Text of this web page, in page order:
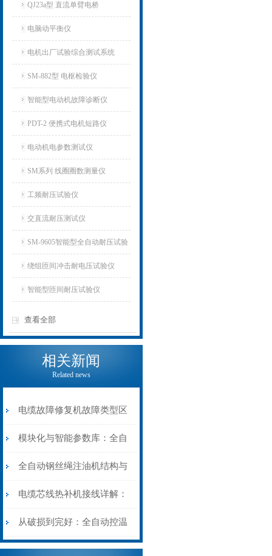
QJ23a型 直流单臂电桥
电脑动平衡仪
电机出厂试验综合测试系统
SM-882型 电枢检验仪
智能型电动机故障诊断仪
PDT-2 便携式电机短路仪
电动机电参数测试仪
SM系列 线圈圈数测量仪
工频耐压试验仪
交直流耐压测试仪
SM-9605智能型全自动耐压试验
仪
绕组匝间冲击耐电压试验仪
智能型匝间耐压试验仪
查看全部
相关新闻
Related news
电缆故障修复机故障类型区
分指南：从“绝缘电
阻”到“波形特征”的精准诊
断逻辑
模块化与智能参数库：全自
动电缆修复机的快速换型逻
辑
全自动钢丝绳注油机结构与
工作原理：揭秘高效润滑的
机械密码
电缆芯线热补机接线详解：
从入门到精通
从破损到完好：全自动控温
电缆热补机的核心价值